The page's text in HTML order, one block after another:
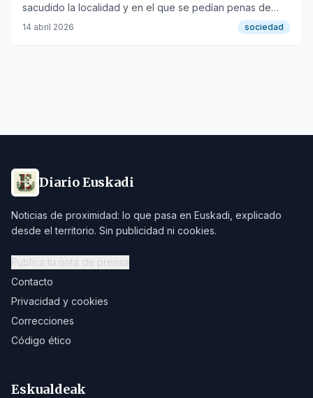
sacudido la localidad y en el que se pedían penas de
cárcel para cuatro acusados.
14 abril 2026 sociedad
Diario Euskadi
Noticias de proximidad: lo que pasa en Euskadi, explicado
desde el territorio. Sin publicidad ni cookies.
Publica tu nota de prensa
Contacto
Privacidad y cookies
Correcciones
Código ético
Eskualdeak